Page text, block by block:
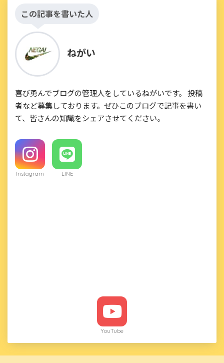
この記事を書いた人
ねがい
喜び勇んでブログの管理人をしているねがいです。 投稿
者など募集しております。ぜひこのブログで記事を書い
て、皆さんの知識をシェアさせてください。
Instagram LINE
YouTube